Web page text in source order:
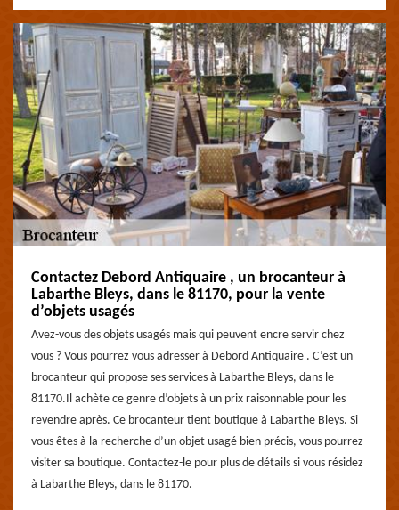
Contactez Debord Antiquaire , un brocanteur à
Labarthe Bleys, dans le 81170, pour la vente
d’objets usagés
Avez-vous des objets usagés mais qui peuvent encre servir chez
vous ? Vous pourrez vous adresser à Debord Antiquaire . C’est un
brocanteur qui propose ses services à Labarthe Bleys, dans le
81170.Il achète ce genre d’objets à un prix raisonnable pour les
revendre après. Ce brocanteur tient boutique à Labarthe Bleys. Si
vous êtes à la recherche d’un objet usagé bien précis, vous pourrez
visiter sa boutique. Contactez-le pour plus de détails si vous résidez
à Labarthe Bleys, dans le 81170.